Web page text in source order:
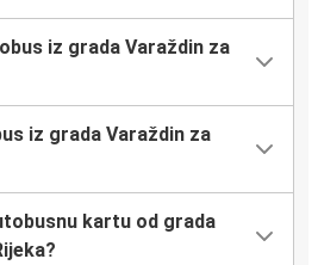
iz grada Varaždin za
iz grada Varaždin za
kartu od grada